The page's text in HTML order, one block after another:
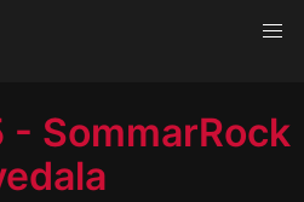
- SommarRock